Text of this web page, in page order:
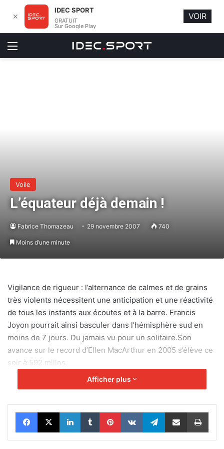
Menu
Voile
L’équateur déjà demain !
Fabrice Thomazeau 29 novembre 2007 740
Moins d’une minute
Vigilance de rigueur : l’alternance de calmes et de grains
très violents nécessitent une anticipation et une réactivité
de tous les instants aux écoutes et à la barre. Francis
Joyon pourrait ainsi basculer dans l’hémisphère sud en
moins de 7 jours. Du jamais vu pour un solitaire.Son
avance sur le record d’Ellen MacArthur en 2005 s’élève ce
soir à 592 milles.
Afficher plus
Facebook
X LinkedinTumblrPinterestVKontakteTelegramPartager par email
✕
IDEC SPORT
GRATUIT
Sur Google Play
VOIR